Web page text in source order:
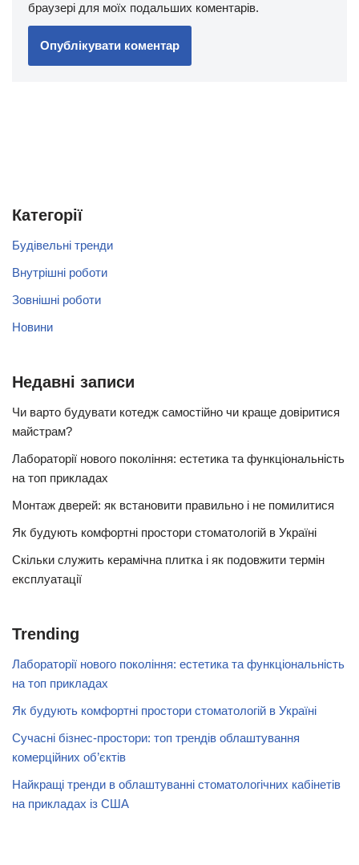
браузері для моїх подальших коментарів.
Категорії
Будівельні тренди
Внутрішні роботи
Зовнішні роботи
Новини
Недавні записи
Чи варто будувати котедж самостійно чи краще довіритися
майстрам?
Лабораторії нового покоління: естетика та функціональність
на топ прикладах
Монтаж дверей: як встановити правильно і не помилитися
Як будують комфортні простори стоматологій в Україні
Скільки служить керамічна плитка і як подовжити термін
експлуатації
Trending
Лабораторії нового покоління: естетика та функціональність
на топ прикладах
Як будують комфортні простори стоматологій в Україні
Сучасні бізнес-простори: топ трендів облаштування
комерційних об’єктів
Найкращі тренди в облаштуванні стоматологічних кабінетів
на прикладах із США